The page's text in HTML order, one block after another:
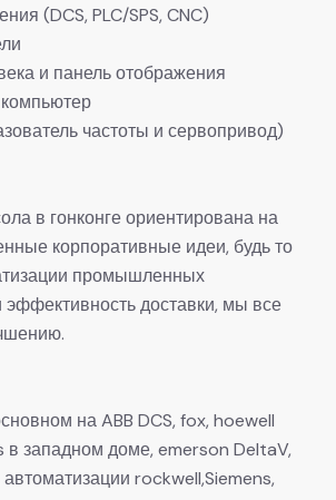
(DCS, PLC/SPS, CNC)
и панель отображения
частоты и сервопривод)
в гонконге ориентирована на
корпоративные идеи, будь то
промышленных
эффективность доставки, мы все
на ABB DCS, fox, hoewell
в западном доме, emerson DeltaV,
rockwell,Siemens,